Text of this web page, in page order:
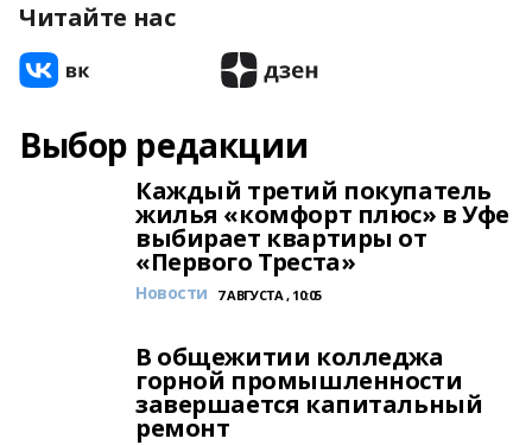
Читайте нас
Выбор редакции
Каждый третий покупатель
жилья «комфорт плюс» в Уфе
выбирает квартиры от
«Первого Треста»
Новости 7 АВГУСТА , 10:05
В общежитии колледжа
горной промышленности
завершается капитальный
ремонт